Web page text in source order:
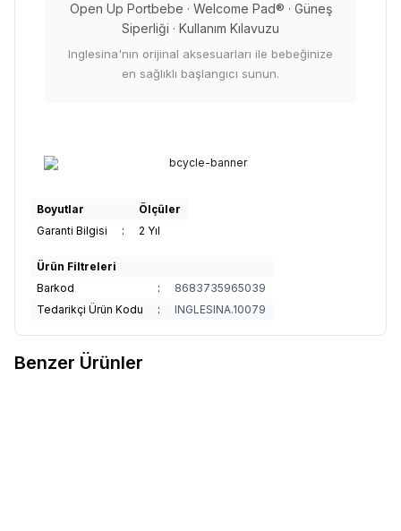
Open Up Portbebe · Welcome Pad® · Güneş
Siperliği · Kullanım Kılavuzu
Inglesina'nın orijinal aksesuarları ile bebeğinize
en sağlıklı başlangıcı sunun.
Boyutlar
Ölçüler
Garanti Bilgisi
: 2 Yıl
Ürün Filtreleri
Barkod
:
8683735965039
Tedarikçi Ürün Kodu
: INGLESINA.10079
Benzer Ürünler